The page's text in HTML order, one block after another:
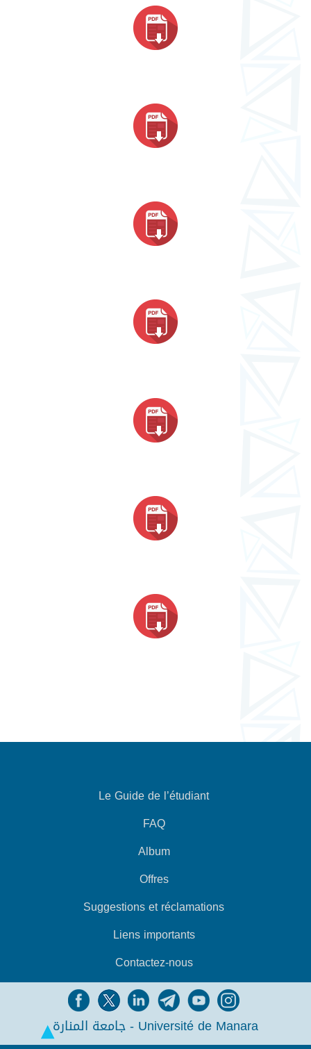
Le Guide de l’étudiant
FAQ
Album
Offres
Suggestions et réclamations
Liens importants
Contactez-nous
جامعة المنارة - Université de Manara